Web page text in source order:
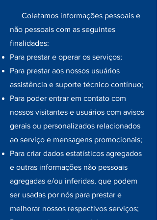
Coletamos informações pessoais e
não pessoais com as seguintes
finalidades:
Para prestar e operar os serviços;
Para prestar aos nossos usuários
assistência e suporte técnico contínuo;
Para poder entrar em contato com
nossos visitantes e usuários com avisos
gerais ou personalizados relacionados
ao serviço e mensagens promocionais;
Para criar dados estatísticos agregados
e outras informações não pessoais
agregadas e/ou inferidas, que podem
ser usadas por nós para prestar e
melhorar nossos respectivos serviços;